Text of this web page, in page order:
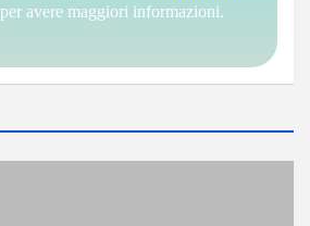
per avere maggiori informazioni.